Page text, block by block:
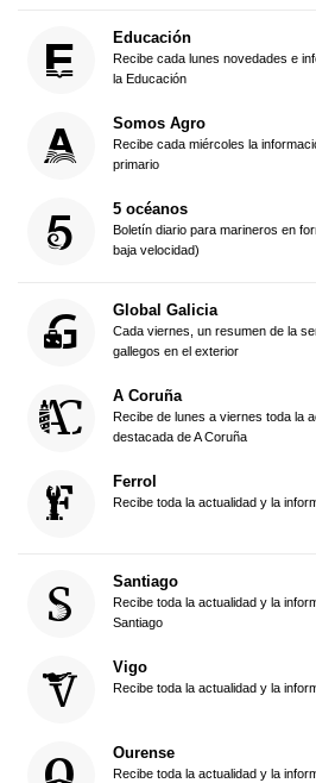
Educación
Recibe cada lunes novedades e
la Educación
Somos Agro
Recibe cada miércoles la
primario
5 océanos
Boletín diario para marineros en
baja velocidad)
Global Galicia
Cada viernes, un resumen de la
gallegos en el exterior
A Coruña
Recibe de lunes a viernes toda la
destacada de A Coruña
Ferrol
Recibe toda la actualidad y la
Santiago
Recibe toda la actualidad y la
Santiago
Vigo
Recibe toda la actualidad y la
Ourense
Recibe toda la actualidad y la